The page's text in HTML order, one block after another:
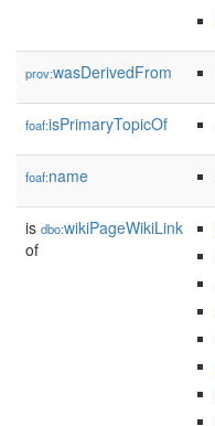
prov:wasDerivedFrom
foaf:isPrimaryTopicOf
foaf:name
is dbo:wikiPageWikiLink
of